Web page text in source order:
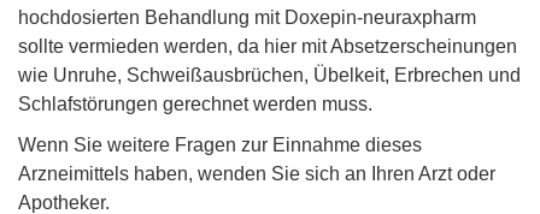
hochdosierten Behandlung mit Doxepin-neuraxpharm
sollte vermieden werden, da hier mit Absetzerscheinungen
wie Unruhe, Schweißausbrüchen, Übelkeit, Erbrechen und
Schlafstörungen gerechnet werden muss.
Wenn Sie weitere Fragen zur Einnahme dieses
Arzneimittels haben, wenden Sie sich an Ihren Arzt oder
Apotheker.